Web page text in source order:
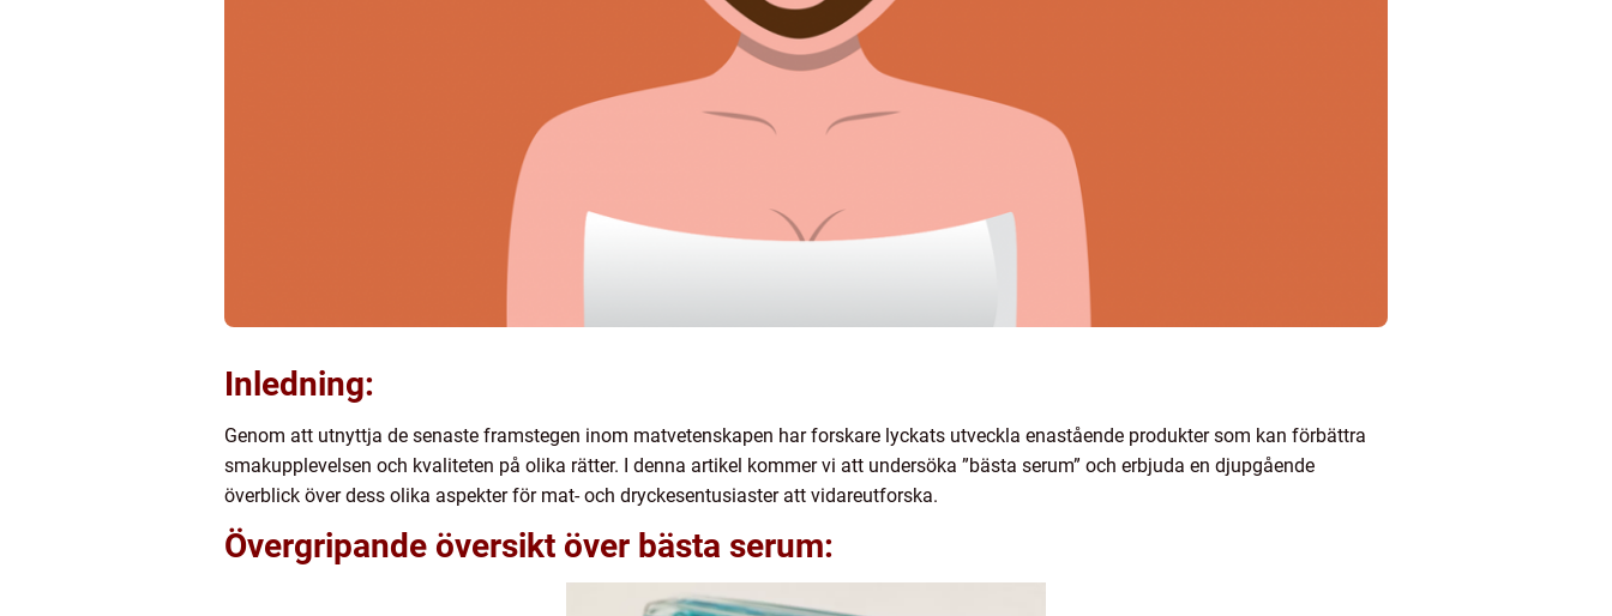
Inledning:
Genom att utnyttja de senaste framstegen inom matvetenskapen har forskare lyckats utveckla enastående produkter som kan förbättra
smakupplevelsen och kvaliteten på olika rätter. I denna artikel kommer vi att undersöka ”bästa serum” och erbjuda en djupgående
överblick över dess olika aspekter för mat- och dryckesentusiaster att vidareutforska.
Övergripande översikt över bästa serum: